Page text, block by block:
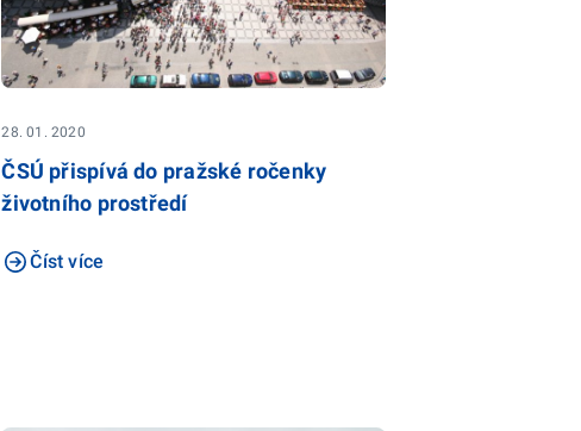
28. 01. 2020
ČSÚ přispívá do pražské ročenky
životního prostředí
Číst více